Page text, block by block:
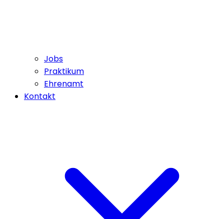
Jobs
Praktikum
Ehrenamt
Kontakt